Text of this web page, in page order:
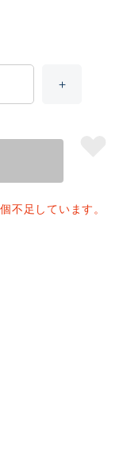
不足しています。